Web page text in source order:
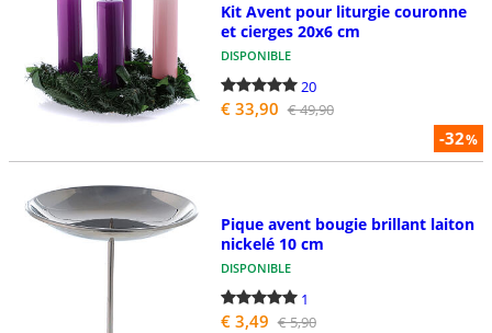
-32%
Kit Avent pour liturgie couronne
et cierges 20x6 cm
DISPONIBLE
20
€ 33,90 € 49,90
Pique avent bougie brillant laiton
nickelé 10 cm
DISPONIBLE
1
€ 3,49 € 5,90